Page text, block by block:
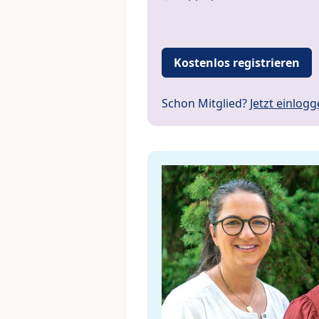
Kostenlos registrieren
Schon Mitglied? Jetzt